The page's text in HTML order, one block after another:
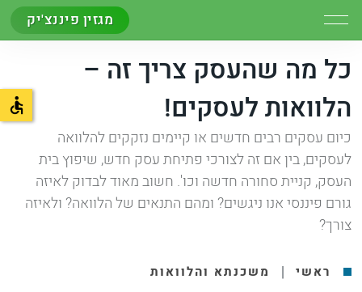
מגזין פיננצ'יק
כל מה שהעסק צריך זה –
הלוואות לעסקים!
כיום עסקים רבים חדשים או קיימים נזקקים להלוואה
לעסקים, בין אם זה לצורכי פתיחת עסק חדש, שיפוץ בית
העסק, קניית סחורה חדשה וכו'. חשוב מאוד לבדוק לאיזה
גורם פיננסי אנו ניגשים? ומהם התנאים של הלוואה? ולאיזה
צורך?
ראשי | משכנתא והלוואות